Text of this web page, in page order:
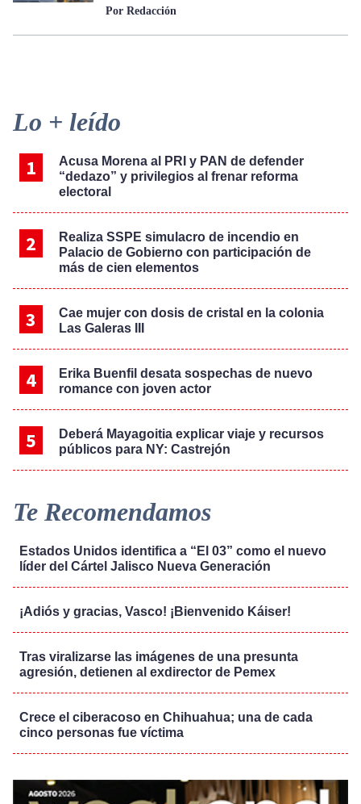
Por Redacción
Primary
Sidebar
Lo + leído
Acusa Morena al PRI y PAN de defender
“dedazo” y privilegios al frenar reforma
electoral
Realiza SSPE simulacro de incendio en
Palacio de Gobierno con participación de
más de cien elementos
Cae mujer con dosis de cristal en la colonia
Las Galeras III
Erika Buenfil desata sospechas de nuevo
romance con joven actor
Deberá Mayagoitia explicar viaje y recursos
públicos para NY: Castrejón
Te Recomendamos
Estados Unidos identifica a “El 03” como el nuevo
líder del Cártel Jalisco Nueva Generación
¡Adiós y gracias, Vasco! ¡Bienvenido Káiser!
Tras viralizarse las imágenes de una presunta
agresión, detienen al exdirector de Pemex
Crece el ciberacoso en Chihuahua; una de cada
cinco personas fue víctima